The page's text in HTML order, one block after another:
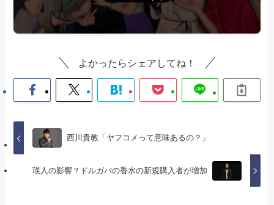
よかったらシェアしてね！
西川貴教「ヤフコメって意味あるの？」
瑛人の影響？ドルガバの香水の新規購入者が増加